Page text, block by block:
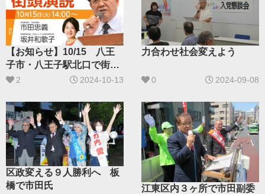
【お知らせ】10/15 八王
子市・八王子駅北口で街頭
宣伝がおこなわれます
2 2024-10-13
力合わせ社会変えよう
0 2024-09-08
区政変える９人勝利へ 板
橋で市田氏
江東区内３ヶ所で市田副委